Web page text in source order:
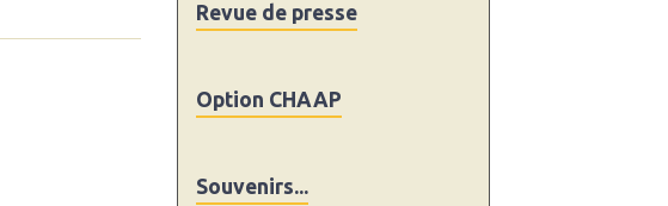
Revue de presse
Option CHAAP
Souvenirs...